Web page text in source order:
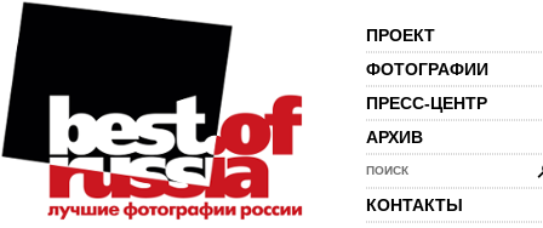
ПРОЕКТ
ФОТОГРАФИИ
ПРЕСС-ЦЕНТР
АРХИВ
ПОИСК
КОНТАКТЫ